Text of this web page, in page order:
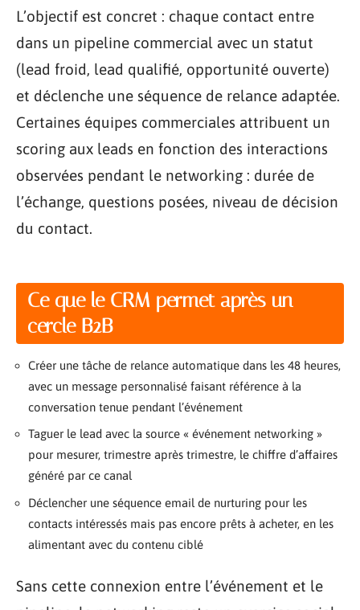
L’objectif est concret : chaque contact entre
dans un pipeline commercial avec un statut
(lead froid, lead qualifié, opportunité ouverte)
et déclenche une séquence de relance adaptée.
Certaines équipes commerciales attribuent un
scoring aux leads en fonction des interactions
observées pendant le networking : durée de
l’échange, questions posées, niveau de décision
du contact.
Ce que le CRM permet après un
cercle B2B
Créer une tâche de relance automatique dans les 48 heures,
avec un message personnalisé faisant référence à la
conversation tenue pendant l’événement
Taguer le lead avec la source « événement networking »
pour mesurer, trimestre après trimestre, le chiffre d’affaires
généré par ce canal
Déclencher une séquence email de nurturing pour les
contacts intéressés mais pas encore prêts à acheter, en les
alimentant avec du contenu ciblé
Sans cette connexion entre l’événement et le